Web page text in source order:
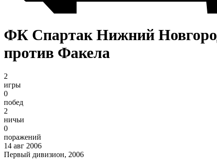
ФК Спартак Нижний
против Факела
2
игры
0
побед
2
ничьи
0
поражений
14 авг 2006
Первый дивизион, 2006